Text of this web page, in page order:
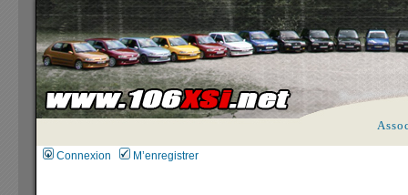
Connexion M’enregistrer